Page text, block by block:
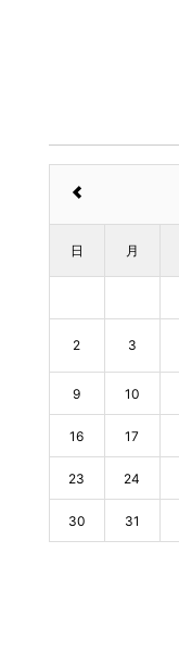
日 月
2 3
9 10
16 17
23 24
30 31